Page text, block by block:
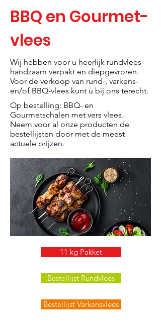
BBQ en Gourmet-
vlees
Wij hebben voor u heerlijk rundvlees
handzaam verpakt en diepgevroren.
Voor de verkoop van rund-, varkens-
en/of BBQ-vlees kunt u bij ons terecht.
Op bestelling: BBQ- en
Gourmetschalen met vers vlees.
Neem voor al onze producten de
bestellijsten door met de meest
actuele prijzen.
11 kg Pakket
Bestellijst Rundvlees
Bestellijst Varkensvlees